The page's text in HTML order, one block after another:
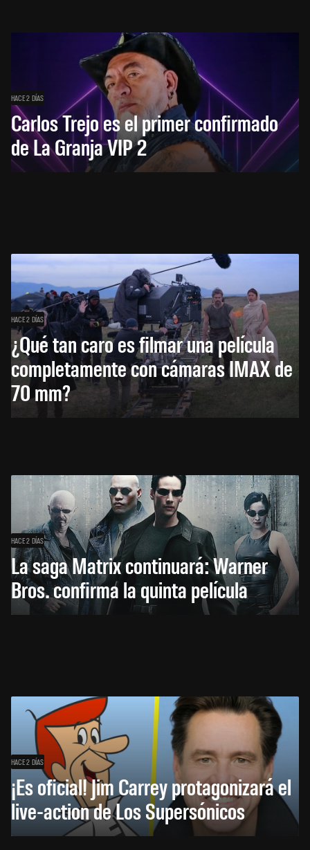
HACE 2 DÍAS
Carlos Trejo es el primer confirmado
de La Granja VIP 2
HACE 2 DÍAS
¿Qué tan caro es filmar una película
completamente con cámaras IMAX de
70 mm?
HACE 2 DÍAS
La saga Matrix continuará: Warner
Bros. confirma la quinta película
HACE 2 DÍAS
¡Es oficial! Jim Carrey protagonizará el
live-action de Los Supersónicos